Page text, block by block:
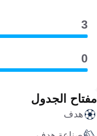
3
0
مفتاح الجدول
هدف